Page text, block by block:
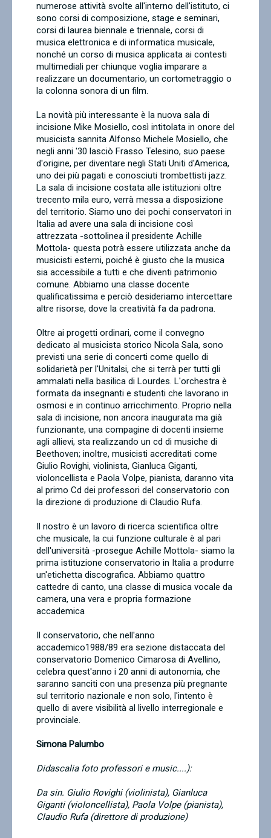
numerose attività svolte all'interno dell'istituto, ci
sono corsi di composizione, stage e seminari,
corsi di laurea biennale e triennale, corsi di
musica elettronica e di informatica musicale,
nonché un corso di musica applicata ai contesti
multimediali per chiunque voglia imparare a
realizzare un documentario, un cortometraggio o
la colonna sonora di un film.
La novità più interessante è la nuova sala di
incisione Mike Mosiello, così intitolata in onore del
musicista sannita Alfonso Michele Mosiello, che
negli anni '30 lasciò Frasso Telesino, suo paese
d'origine, per diventare negli Stati Uniti d'America,
uno dei più pagati e conosciuti trombettisti jazz.
La sala di incisione costata alle istituzioni oltre
trecento mila euro, verrà messa a disposizione
del territorio. Siamo uno dei pochi conservatori in
Italia ad avere una sala di incisione così
attrezzata -sottolinea il presidente Achille
Mottola- questa potrà essere utilizzata anche da
musicisti esterni, poiché è giusto che la musica
sia accessibile a tutti e che diventi patrimonio
comune. Abbiamo una classe docente
qualificatissima e perciò desideriamo intercettare
altre risorse, dove la creatività fa da padrona.
Oltre ai progetti ordinari, come il convegno
dedicato al musicista storico Nicola Sala, sono
previsti una serie di concerti come quello di
solidarietà per l'Unitalsi, che si terrà per tutti gli
ammalati nella basilica di Lourdes. L'orchestra è
formata da insegnanti e studenti che lavorano in
osmosi e in continuo arricchimento. Proprio nella
sala di incisione, non ancora inaugurata ma già
funzionante, una compagine di docenti insieme
agli allievi, sta realizzando un cd di musiche di
Beethoven; inoltre, musicisti accreditati come
Giulio Rovighi, violinista, Gianluca Giganti,
violoncellista e Paola Volpe, pianista, daranno vita
al primo Cd dei professori del conservatorio con
la direzione di produzione di Claudio Rufa.
Il nostro è un lavoro di ricerca scientifica oltre
che musicale, la cui funzione culturale è al pari
dell'università -prosegue Achille Mottola- siamo la
prima istituzione conservatorio in Italia a produrre
un'etichetta discografica. Abbiamo quattro
cattedre di canto, una classe di musica vocale da
camera, una vera e propria formazione
accademica
Il conservatorio, che nell'anno
accademico1988/89 era sezione distaccata del
conservatorio Domenico Cimarosa di Avellino,
celebra quest'anno i 20 anni di autonomia, che
saranno sanciti con una presenza più pregnante
sul territorio nazionale e non solo, l'intento è
quello di avere visibilità al livello interregionale e
provinciale.
Simona Palumbo
Didascalia foto professori e music....):
Da sin. Giulio Rovighi (violinista), Gianluca
Giganti (violoncellista), Paola Volpe (pianista),
Claudio Rufa (direttore di produzione)